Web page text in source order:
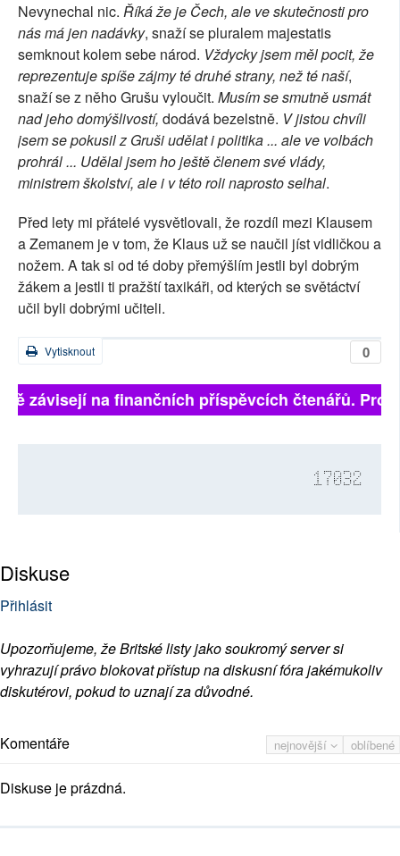
Nevynechal nic. Říká že je Čech, ale ve skutečnosti pro
nás má jen nadávky, snaží se pluralem majestatis
semknout kolem sebe národ. Vždycky jsem měl pocit, že
reprezentuje spíše zájmy té druhé strany, než té naší,
snaží se z něho Grušu vyloučit. Musím se smutně usmát
nad jeho domýšlivostí, dodává bezelstně. V jistou chvíli
jsem se pokusil z Gruši udělat i politika ... ale ve volbách
prohrál ... Udělal jsem ho ještě členem své vlády,
ministrem školství, ale i v této roli naprosto selhal.
Před lety mi přátelé vysvětlovali, že rozdíl mezi Klausem
a Zemanem je v tom, že Klaus už se naučil jíst vidličkou a
nožem. A tak si od té doby přemýšlím jestli byl dobrým
žákem a jestli ti pražští taxikáři, od kterých se světáctví
učil byli dobrými učiteli.
0
Vytisknout
závisejí na finančních příspěvcích čtenářů.
17032
Diskuse
Přihlásit
Upozorňujeme, že Britské listy jako soukromý server si
vyhrazují právo blokovat přístup na diskusní fóra jakémukoliv
diskutérovi, pokud to uznají za důvodné.
nejnovější oblíbené
Komentáře
Diskuse je prázdná.